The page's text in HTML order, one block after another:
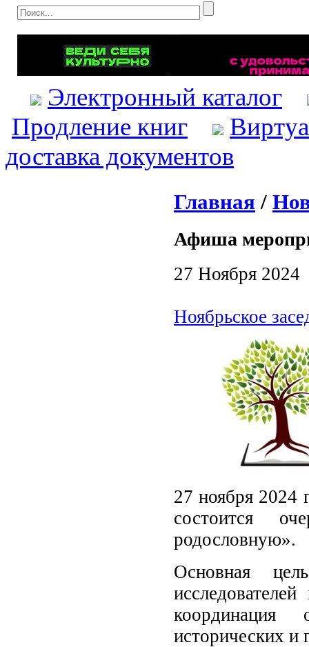
Электронный каталог
Продление книг
доставка документов
Главная /
Афиша
27 Ноября 2024
Ноябрьское
27 ноября 2024
состоится
родословную».
Основная
координация
исторических и